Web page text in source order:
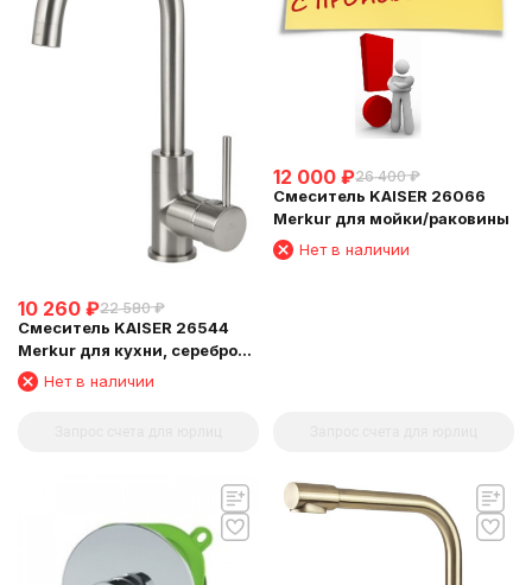
10 260 ₽22 580 ₽
Смеситель KAISER 26544
Merkur для кухни, серебро
SilverНет в наличии
12 000 ₽26 400 ₽
Смеситель KAISER 26066
Merkur для мойки/раковины
Нет в наличии